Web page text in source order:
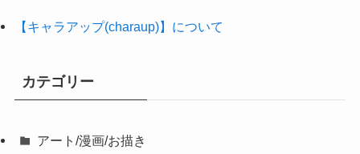
【キャラアップ(charaup)】について
カテゴリー
アート/漫画/お描き